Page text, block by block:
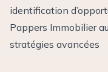
identification
Pappers Immobilier
stratégies avancées